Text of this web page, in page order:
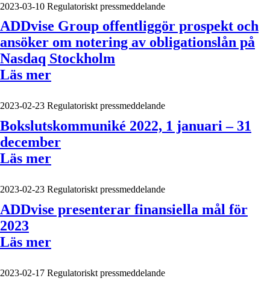
2023-03-10 Regulatoriskt pressmeddelande
ADDvise Group offentliggör prospekt och
ansöker om notering av obligationslån på
Nasdaq Stockholm
Läs mer
2023-02-23 Regulatoriskt pressmeddelande
Bokslutskommuniké 2022, 1 januari – 31
december
Läs mer
2023-02-23 Regulatoriskt pressmeddelande
ADDvise presenterar finansiella mål för
2023
Läs mer
2023-02-17 Regulatoriskt pressmeddelande